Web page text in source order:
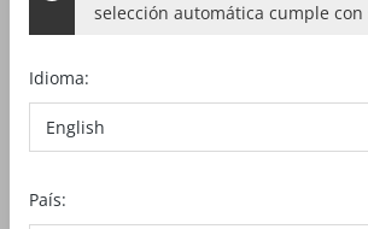
3/8"
para 006974
selección automática cumple
Idioma:
País: